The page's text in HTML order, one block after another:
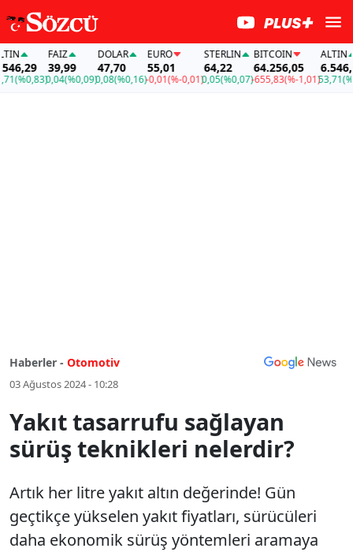
(%0,83)
FAİZ
39,99
0,04(%0,09)
DOLAR
47,70
0,08(%0,16)
EURO
55,01
-0,01(%-0,01)
STERLIN
64,22
0,05(%0,07)
BITCOIN
64.256,05
-655,83(%-1,01)
ALTIN
6.546,29
53,71
Haberler - Otomotiv
03 Ağustos 2024 - 10:28
Yakıt tasarrufu sağlayan
sürüş teknikleri nelerdir?
Artık her litre yakıt altın değerinde! Gün
geçtikçe yükselen yakıt fiyatları, sürücüleri
daha ekonomik sürüş yöntemleri aramaya